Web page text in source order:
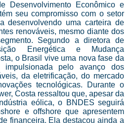
Desenvolvimento Econômico e
seu compromisso com o setor
desenvolvendo uma carteira de
renováveis, mesmo diante dos
Segundo a diretora de
Energética e Mudança
o Brasil vive uma nova fase da
impulsionada pelo avanço dos
da eletrificação, do mercado
tecnológicas. Durante o
Costa ressaltou que, apesar da
eólica, o BNDES seguirá
e offshore que apresentem
financeira. Ela destacou ainda a